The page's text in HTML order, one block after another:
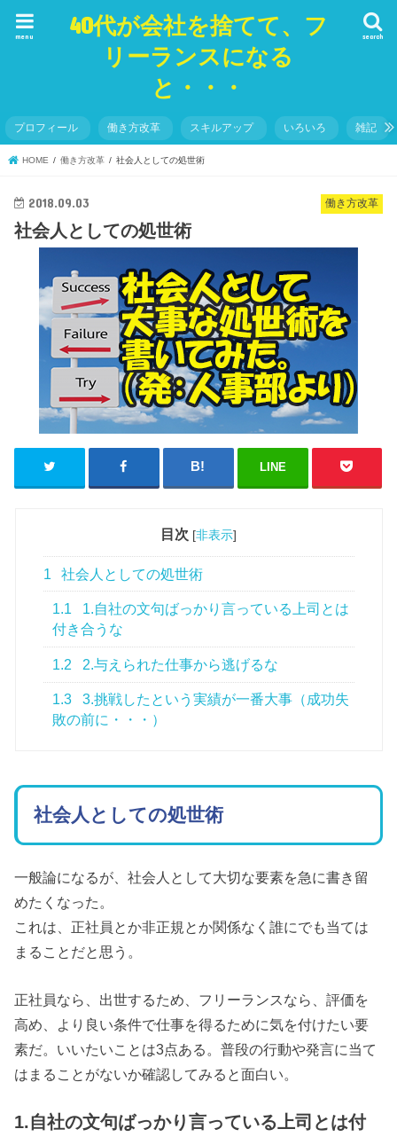
40代が会社を捨てて、フ
リーランスになる
と・・・
search
menu
プロフィール 働き方改革 スキルアップ いろいろ 雑記
HOME 働き方改革 社会人としての処世術
働き方改革
2018.09.03
社会人としての処世術
LINE
目次 [非表示]
1 社会人としての処世術
1.1
1.自社の文句ばっかり言っている上司とは
付き合うな
1.2 2.与えられた仕事から逃げるな
1.3
3.挑戦したという実績が一番大事（成功失
敗の前に・・・）
社会人としての処世術
一般論になるが、社会人として大切な要素を急に書き留
めたくなった。
これは、正社員とか非正規とか関係なく誰にでも当ては
まることだと思う。
正社員なら、出世するため、フリーランスなら、評価を
高め、より良い条件で仕事を得るために気を付けたい要
素だ。いいたいことは3点ある。普段の行動や発言に当て
はまることがないか確認してみると面白い。
1.自社の文句ばっかり言っている上司とは付